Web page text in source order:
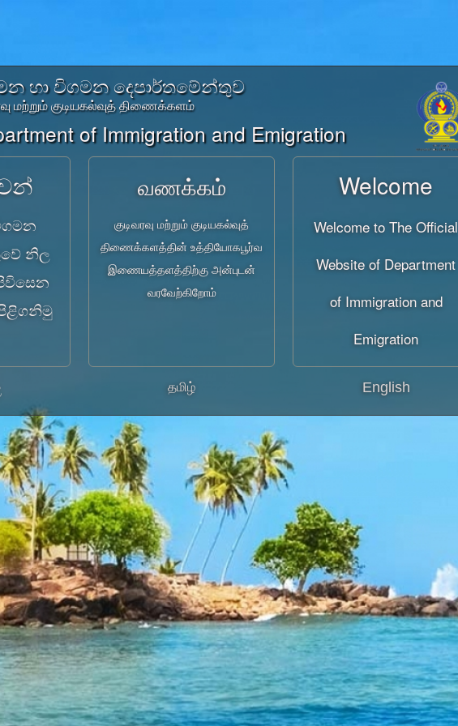
හා විගමන දෙපාර්තමේන්තුව
மற்றும் குடியகல்வுத் திணைக்களம்
of Immigration and Emigration
නිල
வணக்கம்
குடிவரவு மற்றும் குடியகல்வுத்
திணைக்களத்தின் உத்தியோகபூர்வ
இணையத்தளத்திற்கு அன்புடன்
வரவேற்கிறோம்
தமிழ்
Welcome
Welcome to The Official
Website of Department
of Immigration and
Emigration
English